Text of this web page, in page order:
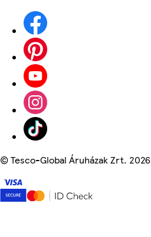
©Tesco-Global Áruházak Zrt. 2026